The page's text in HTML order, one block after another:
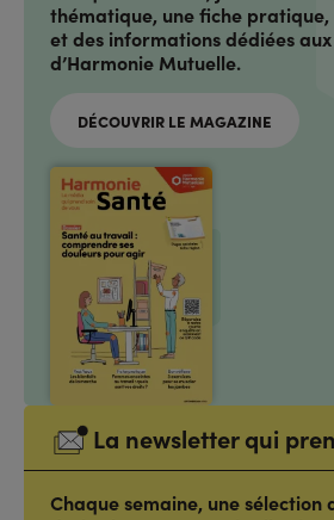
thématique, une fiche
et des informations dédiées
d’Harmonie Mutuelle.
DÉCOUVRIR LE MAGAZINE
La newsletter qui
Chaque semaine, une sélection